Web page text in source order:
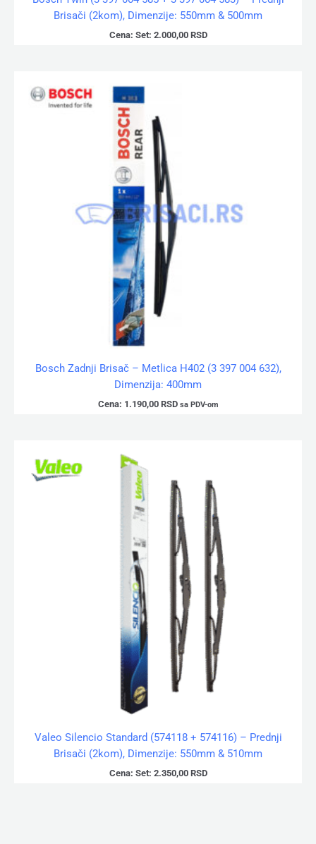
Brisači (2kom), Dimenzije: 550mm & 500mm
Cena: Set: 2.000,00 RSD
Bosch Zadnji Brisač – Metlica H402 (3 397 004 632),
Dimenzija: 400mm
Cena: 1.190,00 RSD sa PDV-om
Valeo Silencio Standard (574118 + 574116) – Prednji
Brisači (2kom), Dimenzije: 550mm & 510mm
Cena: Set: 2.350,00 RSD